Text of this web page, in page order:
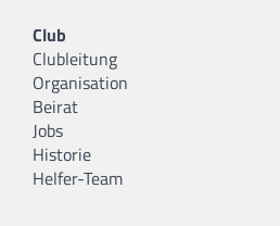
Club
Clubleitung
Organisation
Beirat
Jobs
Historie
Helfer-Team